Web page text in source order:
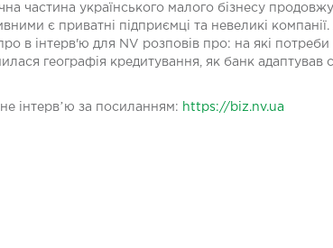
частина українського малого бізнесу
є приватні підприємці та невеликі
в інтерв'ю для NV розповів про: на які
географія кредитування, як банк
інтервʼю за посиланням: https://biz.nv.ua